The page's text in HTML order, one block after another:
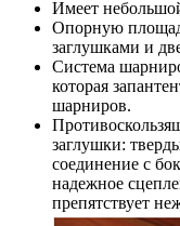
Имеет
Опорную
заглушками и
Система
которая
шарниров.
заглушки:
соединение с
надежное
препятствует